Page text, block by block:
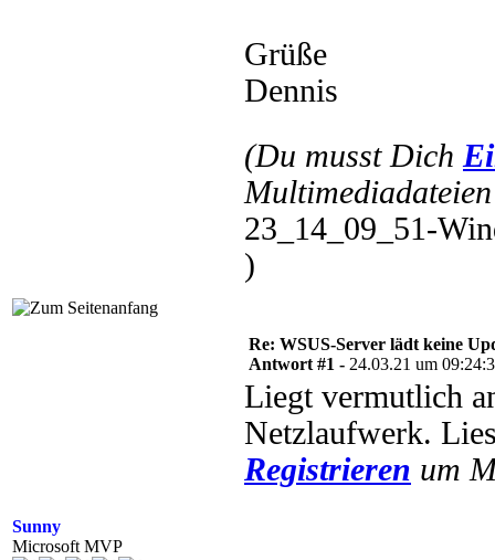
Grüße
Dennis
(Du musst Dich
23_14_09_51-
)
Sunny
Microsoft MVP
Re: WSUS-Server lädt keine
Antwort #1 - 24.03.21 um
Liegt vermutlich
Netzlaufwerk.
Registrieren um